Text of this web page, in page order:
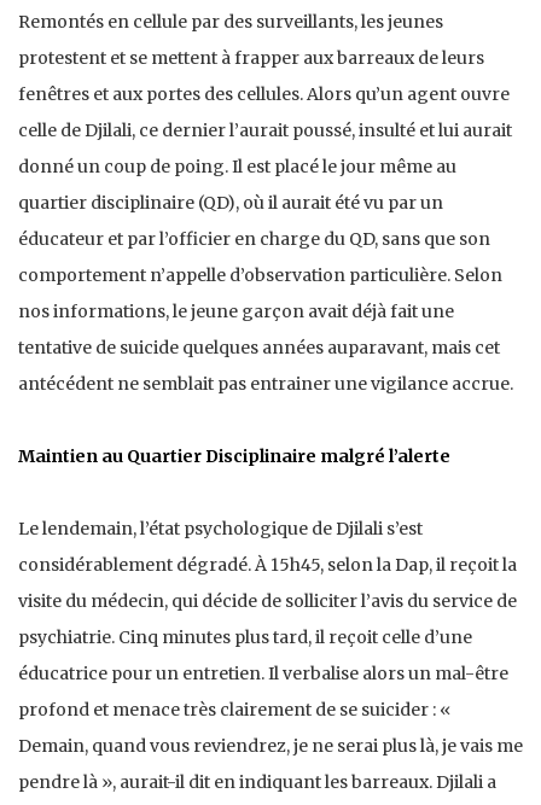
Remontés en cellule par des surveillants, les jeunes
protestent et se mettent à frapper aux barreaux de leurs
fenêtres et aux portes des cellules. Alors qu’un agent ouvre
celle de Djilali, ce dernier l’aurait poussé, insulté et lui aurait
donné un coup de poing. Il est placé le jour même au
quartier disciplinaire (QD), où il aurait été vu par un
éducateur et par l’officier en charge du QD, sans que son
comportement n’appelle d’observation particulière. Selon
nos informations, le jeune garçon avait déjà fait une
tentative de suicide quelques années auparavant, mais cet
antécédent ne semblait pas entrainer une vigilance accrue.
Maintien au Quartier Disciplinaire malgré l’alerte
Le lendemain, l’état psychologique de Djilali s’est
considérablement dégradé. À 15h45, selon la Dap, il reçoit la
visite du médecin, qui décide de solliciter l’avis du service de
psychiatrie. Cinq minutes plus tard, il reçoit celle d’une
éducatrice pour un entretien. Il verbalise alors un mal-être
profond et menace très clairement de se suicider : «
Demain, quand vous reviendrez, je ne serai plus là, je vais me
pendre là », aurait-il dit en indiquant les barreaux. Djilali a